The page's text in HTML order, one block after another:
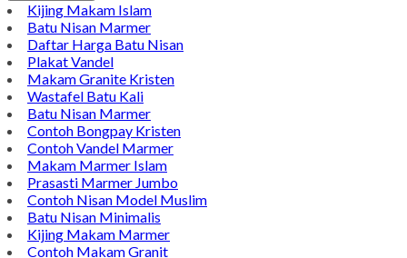
Kijing Makam Islam
Batu Nisan Marmer
Daftar Harga Batu Nisan
Plakat Vandel
Makam Granite Kristen
Wastafel Batu Kali
Batu Nisan Marmer
Contoh Bongpay Kristen
Contoh Vandel Marmer
Makam Marmer Islam
Prasasti Marmer Jumbo
Contoh Nisan Model Muslim
Batu Nisan Minimalis
Kijing Makam Marmer
Contoh Makam Granit